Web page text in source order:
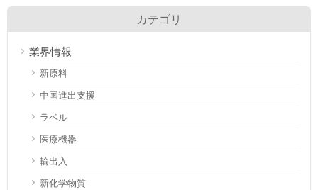
カテゴリ
業界情報
新原料
中国進出支援
ラベル
医療機器
輸出入
新化学物質